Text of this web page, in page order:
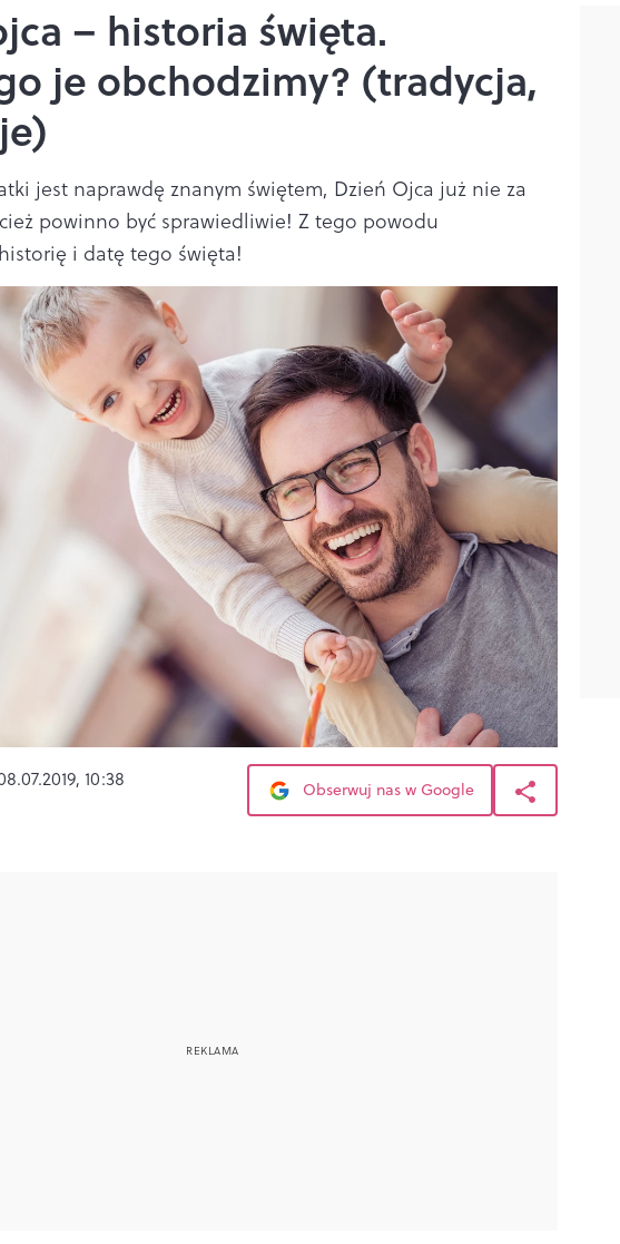
– historia święta.
je obchodzimy? (tradycja,
jest naprawdę znanym świętem, Dzień Ojca już nie za
powinno być sprawiedliwie! Z tego powodu
i datę tego święta!
10:38 Obserwuj nas w Google